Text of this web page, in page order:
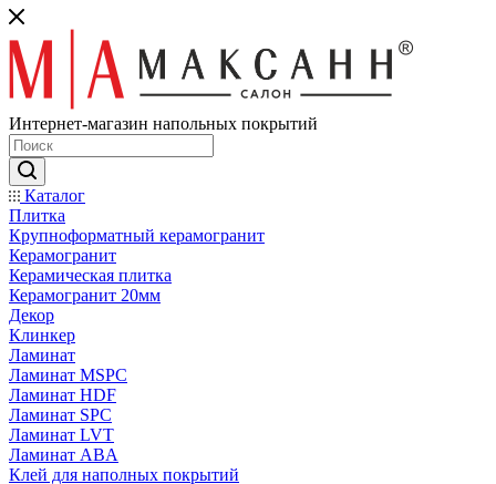
Интернет-магазин напольных покрытий
Каталог
Плитка
Крупноформатный керамогранит
Керамогранит
Керамическая плитка
Керамогранит 20мм
Декор
Клинкер
Ламинат
Ламинат MSPC
Ламинат HDF
Ламинат SPC
Ламинат LVT
Ламинат ABA
Клей для наполных покрытий